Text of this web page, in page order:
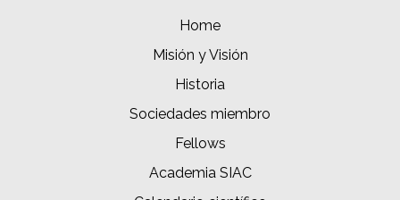
Home
Misión y Visión
Historia
Sociedades miembro
Fellows
Academia SIAC